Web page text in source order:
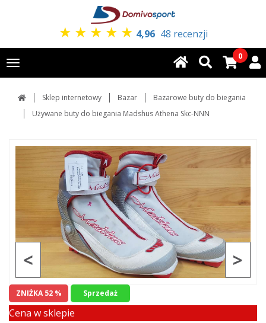
★ ★ ★ ★ ★ 4,96 48 recenzji
Toggle
navigation
0
Sklep internetowy Bazar
Bazarowe buty do biegania
Używane buty do biegania Madshus Athena Skc-NNN
>
<
ZNIŻKA 52 % Sprzedaż
Cena w sklepie